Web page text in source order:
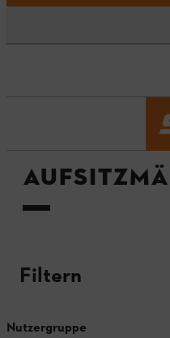
Filtern
Nutzergruppe